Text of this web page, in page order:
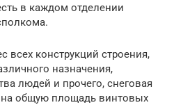
в каждом отделении
всех конструкций строения,
назначения,
людей и прочего, снеговая
на общую площадь винтовых